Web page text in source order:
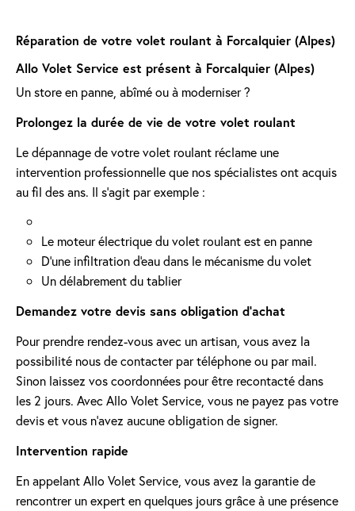
Réparation de votre volet roulant à Forcalquier (Alpes)
Allo Volet Service est présent à Forcalquier (Alpes)
Un store en panne, abîmé ou à moderniser ?
Prolongez la durée de vie de votre volet roulant
Le dépannage de votre volet roulant réclame une
intervention professionnelle que nos spécialistes ont acquis
au fil des ans. Il s'agit par exemple :
Le moteur électrique du volet roulant est en panne
D'une infiltration d'eau dans le mécanisme du volet
Un délabrement du tablier
Demandez votre devis sans obligation d'achat
Pour prendre rendez-vous avec un artisan, vous avez la
possibilité nous de contacter par téléphone ou par mail.
Sinon laissez vos coordonnées pour être recontacté dans
les 2 jours. Avec Allo Volet Service, vous ne payez pas votre
devis et vous n'avez aucune obligation de signer.
Intervention rapide
En appelant Allo Volet Service, vous avez la garantie de
rencontrer un expert en quelques jours grâce à une présence